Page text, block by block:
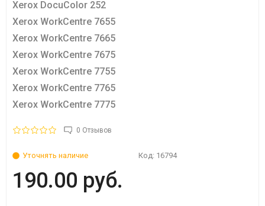
Xerox DocuColor 252
Xerox WorkCentre 7655
Xerox WorkCentre 7665
Xerox WorkCentre 7675
Xerox WorkCentre 7755
Xerox WorkCentre 7765
Xerox WorkCentre 7775
0 Отзывов
Уточнять наличие Код: 16794
190.00 руб.